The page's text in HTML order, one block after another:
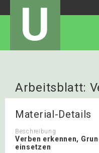
U
Arbeitsblatt:
Material-Details
Beschreibung
Verben erkennen,
einsetzen